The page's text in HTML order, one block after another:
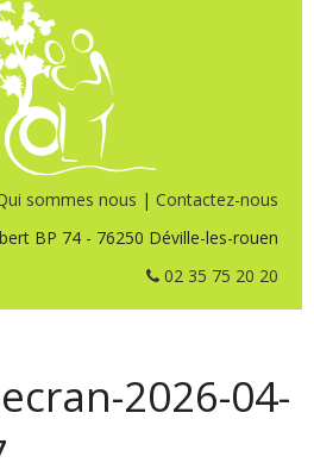
sommes nous | Contactez-nous
BP 74 - 76250 Déville-les-rouen
02 35 75 20 20
2026-04-